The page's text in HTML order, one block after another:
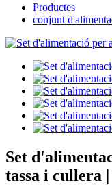
Productes
conjunt
Set
tassa i cullera |